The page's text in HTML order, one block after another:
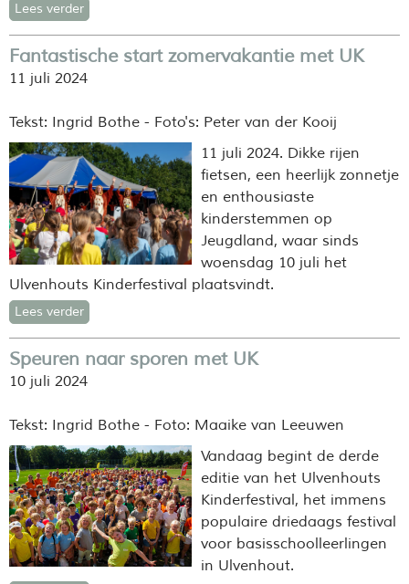
Lees verder
Fantastische start zomervakantie met UK
11 juli 2024
Tekst: Ingrid Bothe - Foto's: Peter van der Kooij
11 juli 2024. Dikke rijen
fietsen, een heerlijk zonnetje
en enthousiaste
kinderstemmen op
Jeugdland, waar sinds
woensdag 10 juli het
Ulvenhouts Kinderfestival plaatsvindt.
Lees verder
Speuren naar sporen met UK
10 juli 2024
Tekst: Ingrid Bothe - Foto: Maaike van Leeuwen
Vandaag begint de derde
editie van het Ulvenhouts
Kinderfestival, het immens
populaire driedaags festival
voor basisschoolleerlingen
in Ulvenhout.